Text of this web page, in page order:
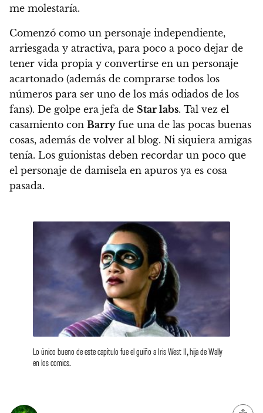
me molestaría.
Comenzó como un personaje independiente,
arriesgada y atractiva, para poco a poco dejar de
tener vida propia y convertirse en un personaje
acartonado (además de comprarse todos los
números para ser uno de los más odiados de los
fans). De golpe era jefa de Star labs. Tal vez el
casamiento con Barryfue una de las pocas buenas
cosas, además de volver al blog. Ni siquiera amigas
tenía. Los guionistas deben recordar un poco que
el personaje de damisela en apuros ya es cosa
pasada.
Lo único bueno de este capítulo fue el guiño a Iris West II, hija de Wally
en los comics.